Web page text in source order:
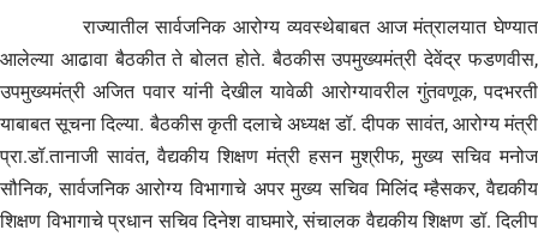
राज्यातील सार्वजनिक आरोग्य व्यवस्थेबाबत आज मंत्रालयात घेण्यात
आलेल्या आढावा बैठकीत ते बोलत होते. बैठकीस उपमुख्यमंत्री देवेंद्र फडणवीस,
उपमुख्यमंत्री अजित पवार यांनी देखील यावेळी आरोग्यावरील गुंतवणूक, पदभरती
याबाबत सूचना दिल्या. बैठकीस कृती दलाचे अध्यक्ष डॉ. दीपक सावंत, आरोग्य मंत्री
प्रा.डॉ.तानाजी सावंत, वैद्यकीय शिक्षण मंत्री हसन मुश्रीफ, मुख्य सचिव मनोज
सौनिक, सार्वजनिक आरोग्य विभागाचे अपर मुख्य सचिव मिलिंद म्हैसकर, वैद्यकीय
शिक्षण विभागाचे प्रधान सचिव दिनेश वाघमारे, संचालक वैद्यकीय शिक्षण डॉ. दिलीप